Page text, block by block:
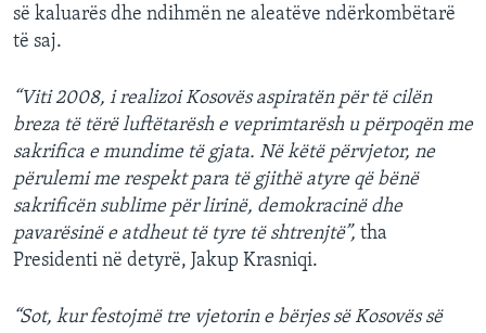
së kaluarës dhe ndihmën ne aleatëve ndërkombëtarë
të saj.
“Viti 2008, i realizoi Kosovës aspiratën për të cilën
breza të tërë luftëtarësh e veprimtarësh u përpoqën me
sakrifica e mundime të gjata. Në këtë përvjetor, ne
përulemi me respekt para të gjithë atyre që bënë
sakrificën sublime për lirinë, demokracinë dhe
pavarësinë e atdheut të tyre të shtrenjtë”, tha
Presidenti në detyrë, Jakup Krasniqi.
“Sot, kur festojmë tre vjetorin e bërjes së Kosovës së